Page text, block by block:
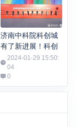
济南中科院科创城
有了新进展！科创
城数字科技产业园
开工
2024-01-29 15:50:
04
0